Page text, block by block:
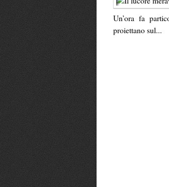
Un’ora fa
proiettano sul...